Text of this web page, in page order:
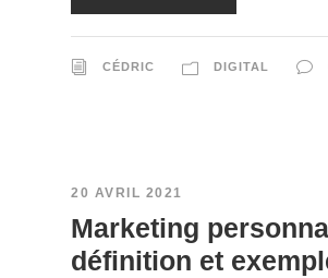
CÉDRIC DIGITAL
20 AVRIL 2021
Marketing
définition et